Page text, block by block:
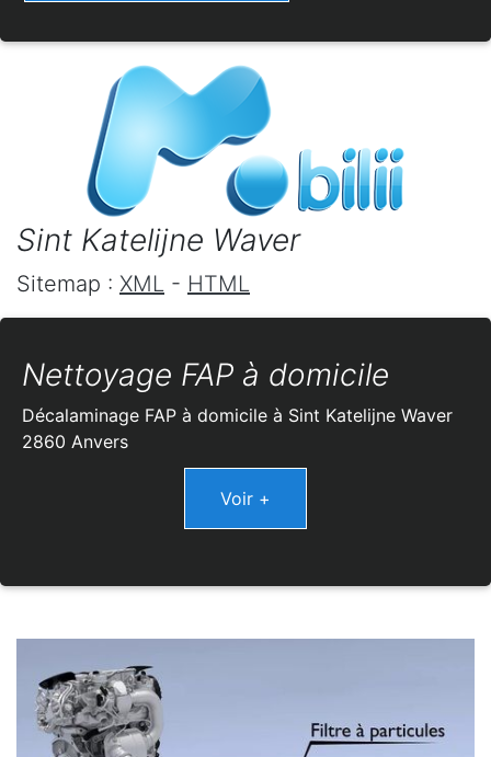
Sint Katelijne Waver
Sitemap : XML - HTML
Nettoyage FAP à domicile
Décalaminage FAP à domicile à Sint Katelijne Waver
2860 Anvers
Voir +